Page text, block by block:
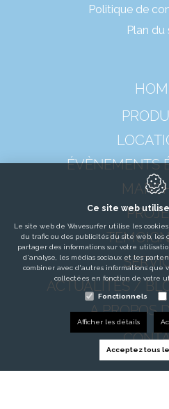
Politique de
Plan du
ÉVÈNEMENTS
ACTUALITÉS /
A PROPOS
Ce site web
Le site web de Wavesurfer utilise les
du trafic ou des publicités du site web, les
partager des informations sur votre
d'analyse, les médias sociaux et les
combiner avec d'autres informations que
collectées en fonction de votre
Fonctionnels
Afficher les détails
Acceptez tous